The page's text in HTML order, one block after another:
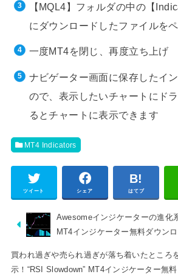
【MQL4】フォルダの中の【
にダウンロードしたファイルを
一度MT4を閉じ、再度立ち上げ
ナビゲーター画面に保存したイ
ので、表示したいチャートにド
るとチャートに表示できます
MT4 Indicators
ツイート シェア はてブ
Awesomeインジケーターの進化
MT4インジケーター無料ダウン
買われ過ぎや売られ過ぎが落ち着いたところ
示！“RSI Slowdown” MT4インジケーター無